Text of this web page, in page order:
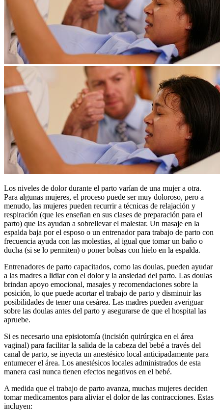
Los niveles de dolor durante el parto varían de una mujer a otra.
Para algunas mujeres, el proceso puede ser muy doloroso, pero a
menudo, las mujeres pueden recurrir a técnicas de relajación y
respiración (que les enseñan en sus clases de preparación para el
parto) que las ayudan a sobrellevar el malestar. Un masaje en la
espalda baja por el esposo o un entrenador para trabajo de parto con
frecuencia ayuda con las molestias, al igual que tomar un baño o
ducha (si se lo permiten) o poner bolsas con hielo en la espalda.
Entrenadores de parto capacitados, como las doulas, pueden ayudar
a las madres a lidiar con el dolor y la ansiedad del parto. Las doulas
brindan apoyo emocional, masajes y recomendaciones sobre la
posición, lo que puede acortar el trabajo de parto y disminuir las
posibilidades de tener una cesárea. Las madres pueden averiguar
sobre las doulas antes del parto y asegurarse de que el hospital las
apruebe.
Si es necesario una episiotomía (incisión quirúrgica en el área
vaginal) para facilitar la salida de la cabeza del bebé a través del
canal de parto, se inyecta un anestésico local anticipadamente para
entumecer el área. Los anestésicos locales administrados de esta
manera casi nunca tienen efectos negativos en el bebé.
A medida que el trabajo de parto avanza, muchas mujeres deciden
tomar medicamentos para aliviar el dolor de las contracciones. Estas
incluyen: